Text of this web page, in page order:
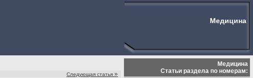
Медицина
Следующая статья »
Медицина
Статьи раздела по номерам: